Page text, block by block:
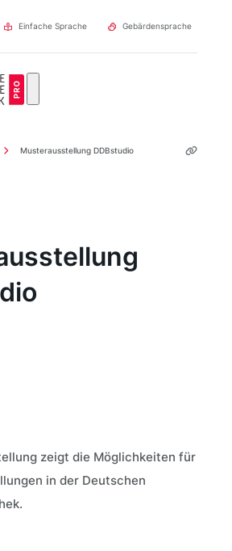
Einfache Sprache Gebärdensprache
Musterausstellung DDBstudio
zeigt die Möglichkeiten für
in der Deutschen